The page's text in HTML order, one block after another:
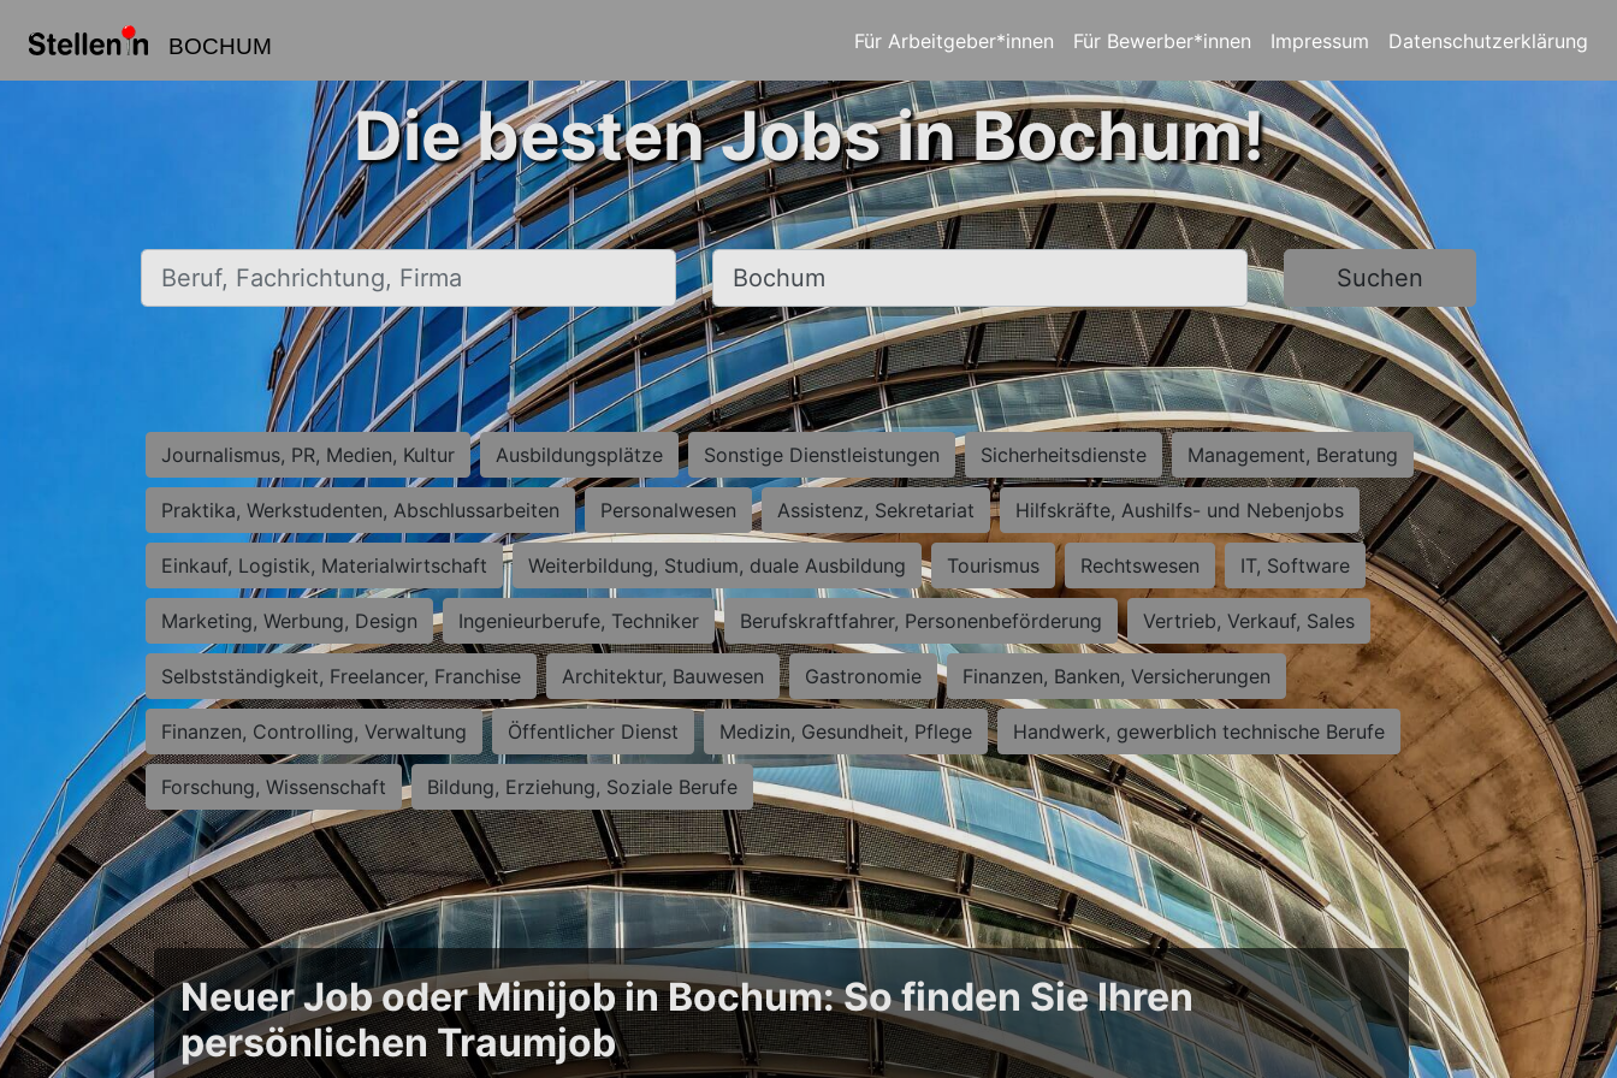
BOCHUM Für Arbeitgeber*innen Für Bewerber*innen Impressum Datenschutzerklärung
Die besten Jobs in Bochum!
Beruf, Fachrichtung, Firma Ort, Stadt Suchen
Journalismus, PR, Medien, Kultur Ausbildungsplätze Sonstige Dienstleistungen Sicherheitsdienste Management, Beratung
Praktika, Werkstudenten, Abschlussarbeiten Personalwesen Assistenz, Sekretariat Hilfskräfte, Aushilfs- und Nebenjobs
Einkauf, Logistik, Materialwirtschaft Weiterbildung, Studium, duale Ausbildung Tourismus Rechtswesen IT, Software
Marketing, Werbung, Design Ingenieurberufe, Techniker Berufskraftfahrer, Personenbeförderung Vertrieb, Verkauf, Sales
Selbstständigkeit, Freelancer, Franchise Architektur, Bauwesen Gastronomie Finanzen, Banken, Versicherungen
Finanzen, Controlling, Verwaltung Öffentlicher Dienst Medizin, Gesundheit, Pflege Handwerk, gewerblich technische Berufe
Forschung, Wissenschaft Bildung, Erziehung, Soziale Berufe
Neuer Job oder Minijob in Bochum: So finden Sie Ihren
persönlichen Traumjob